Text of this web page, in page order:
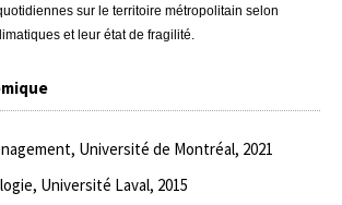
sur le territoire métropolitain selon
et leur état de fragilité.
Université de Montréal, 2021
Université Laval, 2015